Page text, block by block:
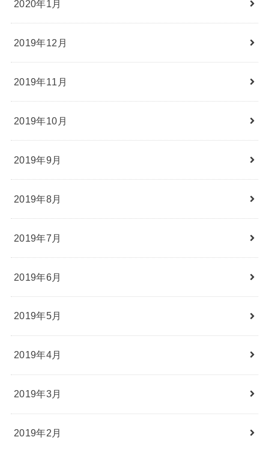
2020年1月
2019年12月
2019年11月
2019年10月
2019年9月
2019年8月
2019年7月
2019年6月
2019年5月
2019年4月
2019年3月
2019年2月